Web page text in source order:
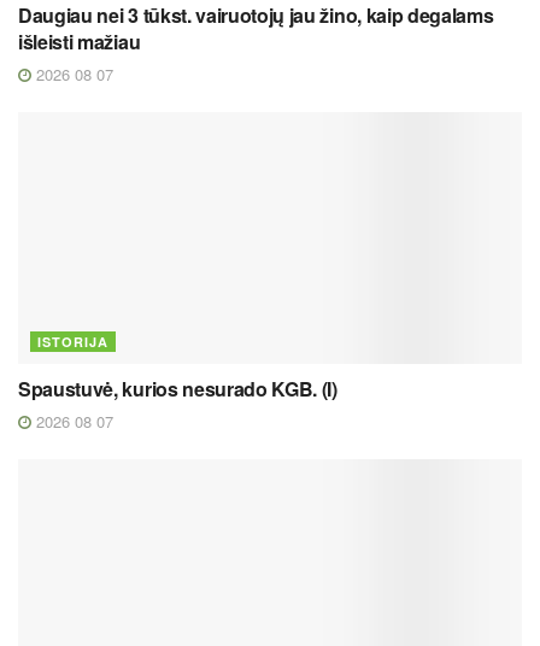
Daugiau nei 3 tūkst. vairuotojų jau žino, kaip degalams
išleisti mažiau
2026 08 07
ISTORIJA
Spaustuvė, kurios nesurado KGB. (I)
2026 08 07